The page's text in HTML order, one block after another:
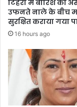
टिहरी में बारिश का
उफनते नाले के बीच
सुरक्षित कराया गया
16 hours ago